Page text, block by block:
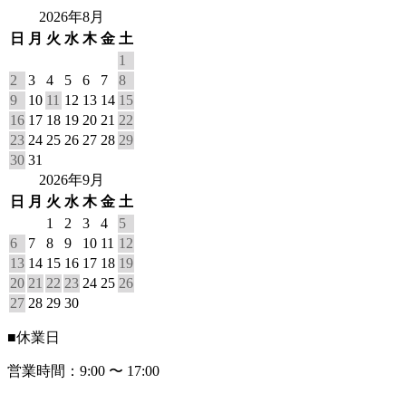
2026年8月
日
月 火 水 木 金 土
1
2
3 4 5 6 7
8
9
10 11 12 13 14 15
16 17 18 19 20 21 22
23 24 25 26 27 28 29
30 31
2026年9月
日
月 火 水 木 金 土
1
2 3 4
5
6
7 8 9 10 11 12
13 14 15 16 17 18 19
20 21 22 23 24 25 26
27 28 29 30
■休業日
営業時間：9:00 〜 17:00